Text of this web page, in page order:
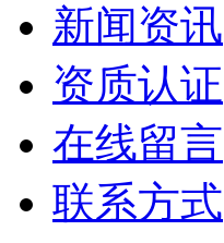
新闻资讯
资质认证
在线留言
联系方式